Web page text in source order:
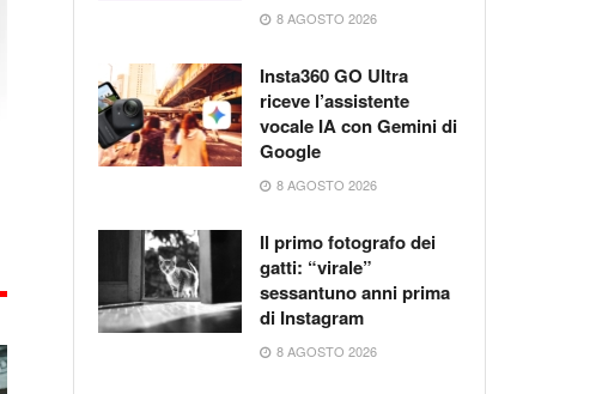
8 AGOSTO 2026
Insta360 GO Ultra
riceve l’assistente
vocale IA con Gemini di
Google
8 AGOSTO 2026
Il primo fotografo dei
gatti: “virale”
sessantuno anni prima
di Instagram
8 AGOSTO 2026